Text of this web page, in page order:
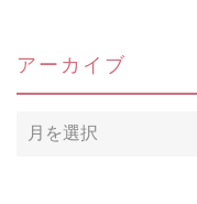
アーカイブ
ア
ー